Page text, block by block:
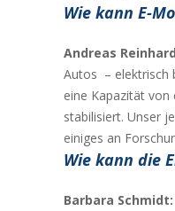
Wie kann E-
Andreas
Autos – elektrisch
eine Kapazität
stabilisiert. Unser
einiges an
Wie kann die
Barbara Schmidt: